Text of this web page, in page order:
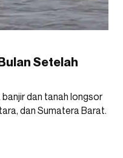
Setelah
dan tanah longsor
dan Sumatera Barat.